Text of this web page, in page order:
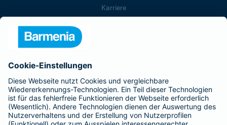
Karriere
Barmenia ist Teil der BarmeniaGothaer
BELIEBTE SEITEN
Kranken-Zusatzversicherung
Tierversicherungen